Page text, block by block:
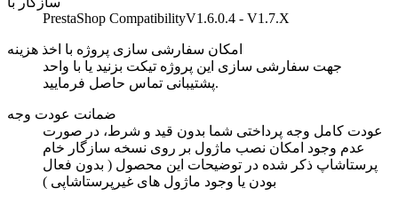
PrestaShop CompatibilityV1.6.0.4 - V1.7.X
امکان سفارشی سازی پروژه با اخذ هزینه
جهت سفارشی سازی این پروژه تیکت بزنید یا با واحد
پشتیبانی تماس حاصل فرمایید.
ضمانت عودت وجه
عودت کامل وجه پرداختی شما بدون قید و شرط، در صورت
عدم وجود امکان نصب ماژول بر روی نسخه سازگار خام
پرستاشاپ ذکر شده در توضیحات این محصول ( بدون فعال
بودن یا وجود ماژول های غیرپرستاشاپی )